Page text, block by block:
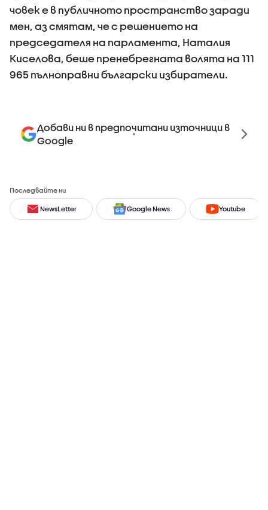
човек е в публичното пространство заради
мен, аз смятам, че с решението на
председателя на парламента, Наталия
Киселова, беше пренебрегната волята на 111
965 пълноправни български избиратели.
Добави ни в предпочитани източници в
Google
Последвайте ни
NewsLetter Google News Youtube